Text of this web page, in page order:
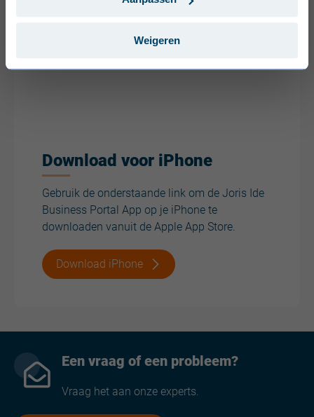
Weigeren
Download voor iPhone
Gebruik de onderstaande link om de Joris Ide
Business Portal App op je iPhone te
downloaden vanuit de Apple App Store.
Download iPhone
Een vraag of een probleem?
Vraag het aan onze experts.